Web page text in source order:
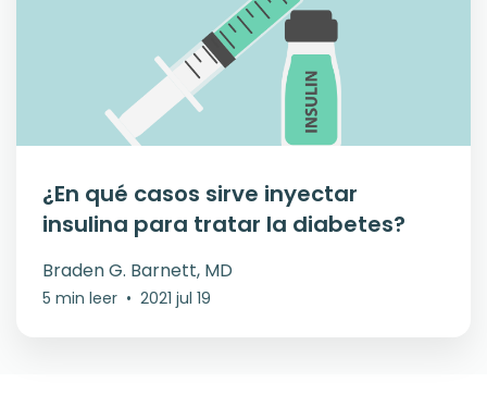
¿En qué casos sirve inyectar
insulina para tratar la diabetes?
Braden G. Barnett, MD
5 min leer • 2021 jul 19